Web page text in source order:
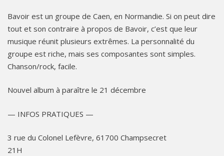
Bavoir est un groupe de Caen, en Normandie. Si on peut dire
tout et son contraire à propos de Bavoir, c’est que leur
musique réunit plusieurs extrêmes. La personnalité du
groupe est riche, mais ses composantes sont simples.
Chanson/rock, facile.
Nouvel album à paraître le 21 décembre
— INFOS PRATIQUES —
3 rue du Colonel Lefèvre, 61700 Champsecret
21H